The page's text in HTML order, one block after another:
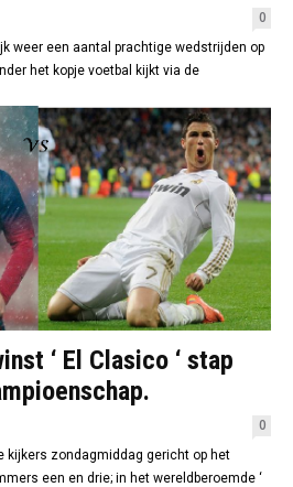
0
weer een aantal prachtige wedstrijden op
het kopje voetbal kijkt via de
‘ El Clasico ‘ stap
0
kijkers zondagmiddag gericht op het
een en drie; in het wereldberoemde ‘